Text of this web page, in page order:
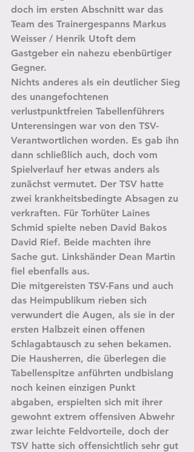
doch im ersten Abschnitt war das
Team des Trainergespanns Markus
Weisser / Henrik Utoft dem
Gastgeber ein nahezu ebenbürtiger
Gegner.
Nichts anderes als ein deutlicher Sieg
des unangefochtenen
verlustpunktfreien Tabellenführers
Unterensingen war von den TSV-
Verantwortlichen worden. Es gab ihn
dann schließlich auch, doch vom
Spielverlauf her etwas anders als
zunächst vermutet. Der TSV hatte
zwei krankheitsbedingte Absagen zu
verkraften. Für Torhüter Laines
Schmid spielte neben David Bakos
David Rief. Beide machten ihre
Sache gut. Linkshänder Dean Martin
fiel ebenfalls aus.
Die mitgereisten TSV-Fans und auch
das Heimpublikum rieben sich
verwundert die Augen, als sie in der
ersten Halbzeit einen offenen
Schlagabtausch zu sehen bekamen.
Die Hausherren, die überlegen die
Tabellenspitze anführten undbislang
noch keinen einzigen Punkt
abgaben, erspielten sich mit ihrer
gewohnt extrem offensiven Abwehr
zwar leichte Feldvorteile, doch der
TSV hatte sich offensichtlich sehr gut